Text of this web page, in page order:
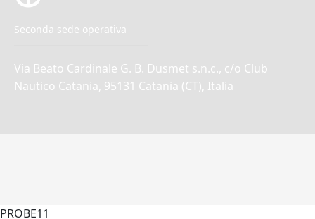
Seconda sede operativa
Via Beato Cardinale G. B. Dusmet s.n.c., c/o Club
Nautico Catania, 95131 Catania (CT), Italia